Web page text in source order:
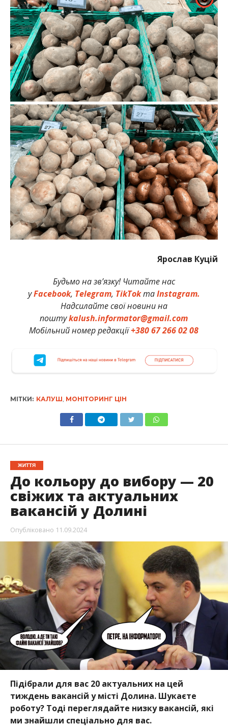
Ярослав Куцій
Будьмо на зв’язку! Читайте нас
уFacebook, Telegram, TikTokтаInstagram.
Надсилайте свої новини на
поштуkalush.informator@gmail.com
Мобільний номер редакції+380 67 266 02 08
МІТКИ: КАЛУШ, МОНІТОРИНГ ЦІН
ЖИТТЯ
До кольору до вибору — 20
свіжих та актуальних
вакансій у Долині
Опубліковано 11.09.2024
Підібрали для вас 20 актуальних на цей
тиждень вакансій у місті Долина. Шукаєте
роботу? Тоді переглядайте низку вакансій, які
ми знайшли спеціально для вас.